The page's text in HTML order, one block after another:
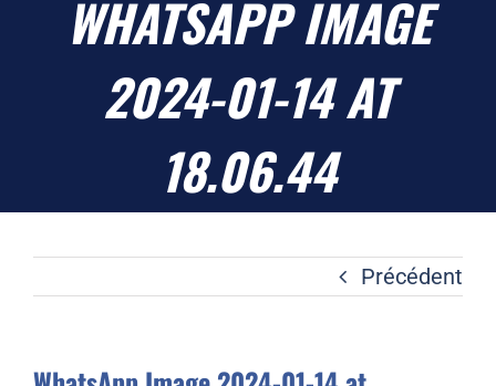
Le Club
Actualités
Compétitions
WHATSAPP IMAGE
2024-01-14 AT
18.06.44
Précédent